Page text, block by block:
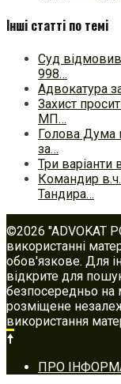
Інші статті по темі
Суд
998…
Адвокатура
Захист
МП…
Голова Дума
за…
Три варіанти
Командир
Тандира…
©2026 "ADVOKAT
використанні
обов'язкове. Для
відкрите для
безпосередньо на
розміщене
використання
Footer
navigation
ПРО